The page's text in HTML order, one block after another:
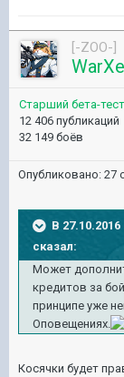
[-ZOO-]
Старший бета-
12 406 публикаций
32 149 боёв
Опубликовано: 27
В
сказал:
Может
кредитов за
принципе уже
Оповещениях.
Косячки будет